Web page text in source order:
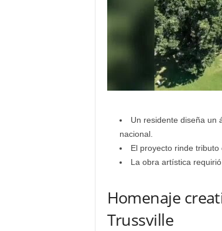
Un residente diseña un
nacional.
El proyecto rinde
La obra artística
Homenaje
Trussville